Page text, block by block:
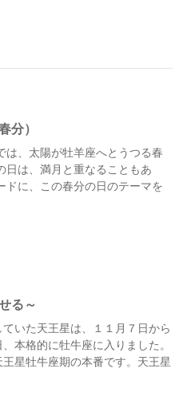
分）
は、太陽が牡羊座へとうつる春
日は、満月と重なることもあ
ドに、この春分の日のテーマを
る～
いた天王星は、１１月７日から
本格的に牡牛座に入りました。
星牡牛座期の本番です。天王星